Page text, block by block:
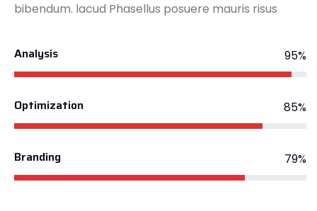
bibendum. lacud Phasellus posuere mauris risus
Analysis 95%
Optimization 85%
Branding 79%